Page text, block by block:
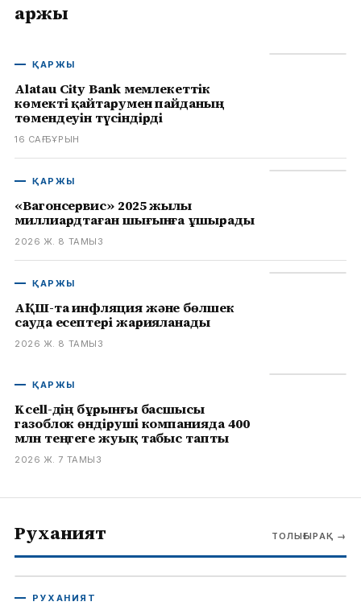
Қаржы
ҚАРЖЫ
Alatau City Bank мемлекеттік
көмекті қайтарумен пайданың
төмендеуін түсіндірді
16 САҒ БҰРЫН
ҚАРЖЫ
«Вагонсервис» 2025 жылы
миллиардтаған шығынға ұшырады
2026 Ж. 8 ТАМЫЗ
ҚАРЖЫ
АҚШ-та инфляция және бөлшек
сауда есептері жарияланады
2026 Ж. 8 ТАМЫЗ
ҚАРЖЫ
Kcell-дің бұрынғы басшысы
газоблок өндіруші компанияда 400
млн теңгеге жуық табыс тапты
2026 Ж. 7 ТАМЫЗ
Руханият ТОЛЫҒЫРАҚ →
РУХАНИЯТ